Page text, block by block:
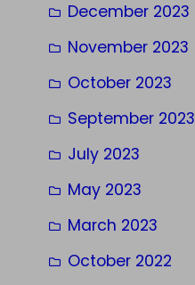
December 2023
November 2023
October 2023
September 2023
July 2023
May 2023
March 2023
October 2022